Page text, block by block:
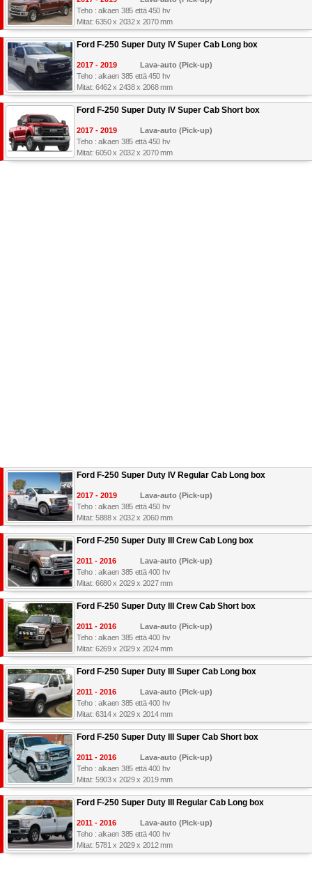
Teho : alkaen 385 että 450 hv
Mitat: 6350 x 2032 x 2070 mm
Ford F-250 Super Duty IV Super Cab Long box
2017 - 2019
Lava-auto (Pick-up)
Teho : alkaen 385 että 450 hv
Mitat: 6462 x 2438 x 2068 mm
Ford F-250 Super Duty IV Super Cab Short box
2017 - 2019
Lava-auto (Pick-up)
Teho : alkaen 385 että 450 hv
Mitat: 6050 x 2032 x 2070 mm
Ford F-250 Super Duty IV Regular Cab Long box
2017 - 2019
Lava-auto (Pick-up)
Teho : alkaen 385 että 450 hv
Mitat: 5888 x 2032 x 2060 mm
Ford F-250 Super Duty III Crew Cab Long box
2011 - 2016
Lava-auto (Pick-up)
Teho : alkaen 385 että 400 hv
Mitat: 6680 x 2029 x 2027 mm
Ford F-250 Super Duty III Crew Cab Short box
2011 - 2016
Lava-auto (Pick-up)
Teho : alkaen 385 että 400 hv
Mitat: 6269 x 2029 x 2024 mm
Ford F-250 Super Duty III Super Cab Long box
2011 - 2016
Lava-auto (Pick-up)
Teho : alkaen 385 että 400 hv
Mitat: 6314 x 2029 x 2014 mm
Ford F-250 Super Duty III Super Cab Short box
2011 - 2016
Lava-auto (Pick-up)
Teho : alkaen 385 että 400 hv
Mitat: 5903 x 2029 x 2019 mm
Ford F-250 Super Duty III Regular Cab Long box
2011 - 2016
Lava-auto (Pick-up)
Teho : alkaen 385 että 400 hv
Mitat: 5781 x 2029 x 2012 mm